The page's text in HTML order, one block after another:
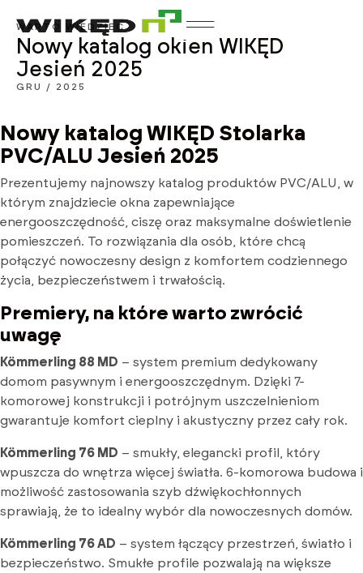
WARTO WIEDZIEĆ
Nowy katalog okien WIKĘD
Jesień 2025
GRU / 2025
Nowy katalog WIKĘD Stolarka
PVC/ALU Jesień 2025
Prezentujemy najnowszy katalog produktów PVC/ALU, w
którym znajdziecie okna zapewniające
energooszczędność, ciszę oraz maksymalne doświetlenie
pomieszczeń. To rozwiązania dla osób, które chcą
połączyć nowoczesny design z komfortem codziennego
życia, bezpieczeństwem i trwałością.
Premiery, na które warto zwrócić
uwagę
Kömmerling 88 MD – system premium dedykowany
domom pasywnym i energooszczędnym. Dzięki 7-
komorowej konstrukcji i potrójnym uszczelnieniom
gwarantuje komfort cieplny i akustyczny przez cały rok.
Kömmerling 76 MD – smukły, elegancki profil, który
wpuszcza do wnętrza więcej światła. 6-komorowa budowa i
możliwość zastosowania szyb dźwiękochłonnych
sprawiają, że to idealny wybór dla nowoczesnych domów.
Kömmerling 76 AD – system łączący przestrzeń, światło i
bezpieczeństwo. Smukłe profile pozwalają na większe